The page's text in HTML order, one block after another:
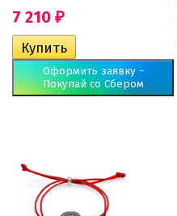
7 210 ₽
Оформить заявку -
Покупай со Сбером